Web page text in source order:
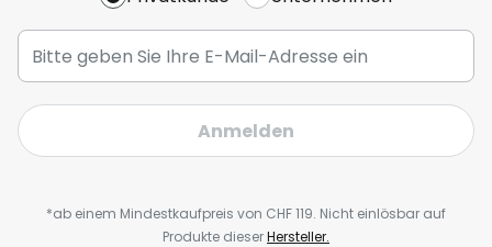
Anmelden
*ab einem Mindestkaufpreis von CHF 119. Nicht einlösbar auf
Produkte dieserHersteller.